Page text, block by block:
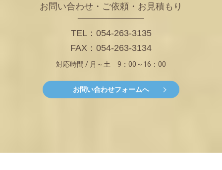
お問い合わせ・ご依頼・お見積もり
TEL：054-263-3135
FAX：054-263-3134
対応時間 / 月～土 9：00～16：00
お問い合わせフォームへ